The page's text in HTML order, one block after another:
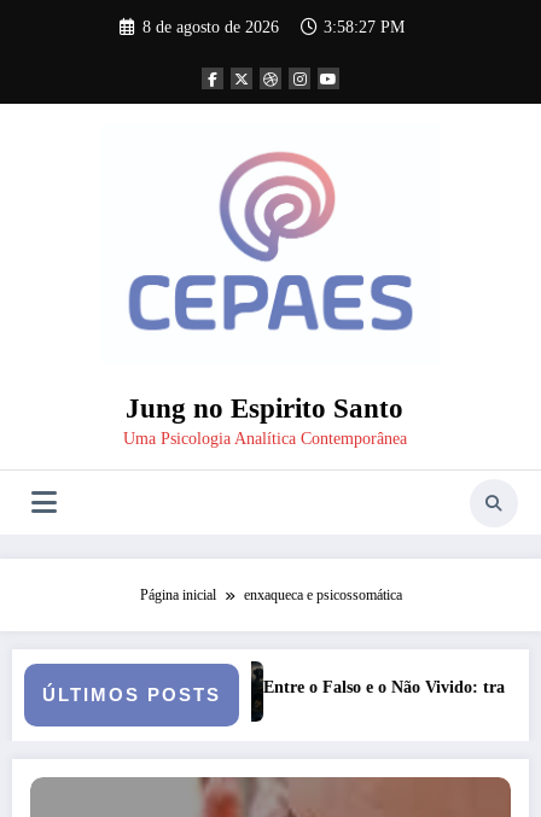
8 de agosto de 2026 3:58:27 PM
Jung no Espirito Santo
Uma Psicologia Analítica Contemporânea
Página inicial enxaqueca e psicossomática
ÚLTIMOS POSTS
Entre o Falso e o Não Vivido: trauma, simbolização e cisão do